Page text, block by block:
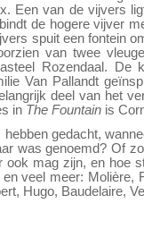
Een van de vijvers
de hogere vijver
spuit een fontein
van twee
Rozendaal. De
Van Pallandt
deel van het
in The Fountain is
gedacht,
was genoemd? Of
ook mag zijn, en hoe
veel meer: Molière,
Hugo, Baudelaire,